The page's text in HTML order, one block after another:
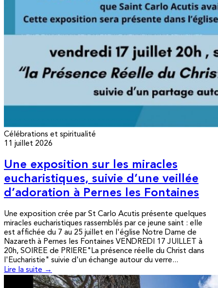
Célébrations et spiritualité
11 juillet 2026
Une exposition sur les miracles
eucharistiques, suivie d’une veillée
d’adoration à Pernes les Fontaines
Une exposition crée par St Carlo Acutis présente quelques
miracles eucharistiques rassemblés par ce jeune saint : elle
est affichée du 7 au 25 juillet en l'église Notre Dame de
Nazareth à Pernes les Fontaines VENDREDI 17 JUILLET à
20h, SOIREE de PRIERE"La présence réelle du Christ dans
l'Eucharistie" suivie d'un échange autour du verre...
Lire la suite →